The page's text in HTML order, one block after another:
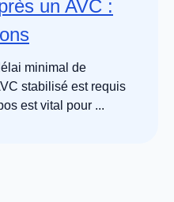
un AVC :
minimal de
stabilisé est requis
est vital pour ...